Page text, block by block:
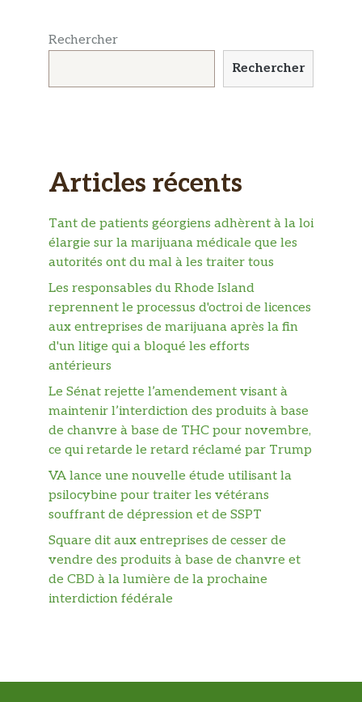
Rechercher
Rechercher
Articles récents
Tant de patients géorgiens adhèrent à la loi
élargie sur la marijuana médicale que les
autorités ont du mal à les traiter tous
Les responsables du Rhode Island
reprennent le processus d'octroi de licences
aux entreprises de marijuana après la fin
d'un litige qui a bloqué les efforts
antérieurs
Le Sénat rejette l’amendement visant à
maintenir l’interdiction des produits à base
de chanvre à base de THC pour novembre,
ce qui retarde le retard réclamé par Trump
VA lance une nouvelle étude utilisant la
psilocybine pour traiter les vétérans
souffrant de dépression et de SSPT
Square dit aux entreprises de cesser de
vendre des produits à base de chanvre et
de CBD à la lumière de la prochaine
interdiction fédérale